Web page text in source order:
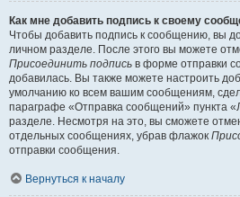
Как мне добавить подпись к своему
Чтобы добавить подпись к сообщению, вы
личном разделе. После этого вы можете
Присоединить подпись в форме отправки
добавилась. Вы также можете настроить
умолчанию ко всем вашим сообщениям,
параграфе «Отправка сообщений» пункта
разделе. Несмотря на это, вы сможете
отдельных сообщениях, убрав флажок
отправки сообщения.
Вернуться к началу